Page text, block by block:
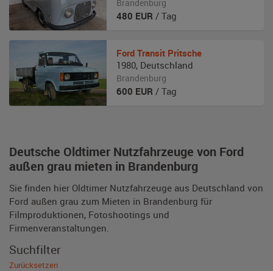
Deutsche Oldtimer Nutzfahrzeuge von Ford
außen grau mieten in Brandenburg
Sie finden hier Oldtimer Nutzfahrzeuge aus Deutschland von
Ford außen grau zum Mieten in Brandenburg für
Filmproduktionen, Fotoshootings und
Firmenveranstaltungen.
Brandenburg
480 EUR / Tag
Ford Transit Pritsche
1980, Deutschland
Brandenburg
600 EUR / Tag
Suchfilter
Zurücksetzen